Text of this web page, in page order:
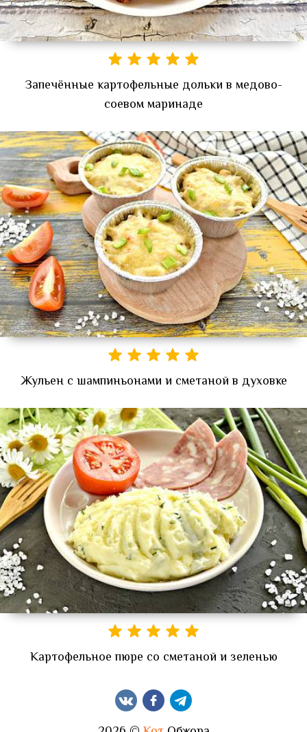
Запечённые картофельные дольки в медово-
соевом маринаде
Жульен с шампиньонами и сметаной в духовке
Картофельное пюре со сметаной и зеленью